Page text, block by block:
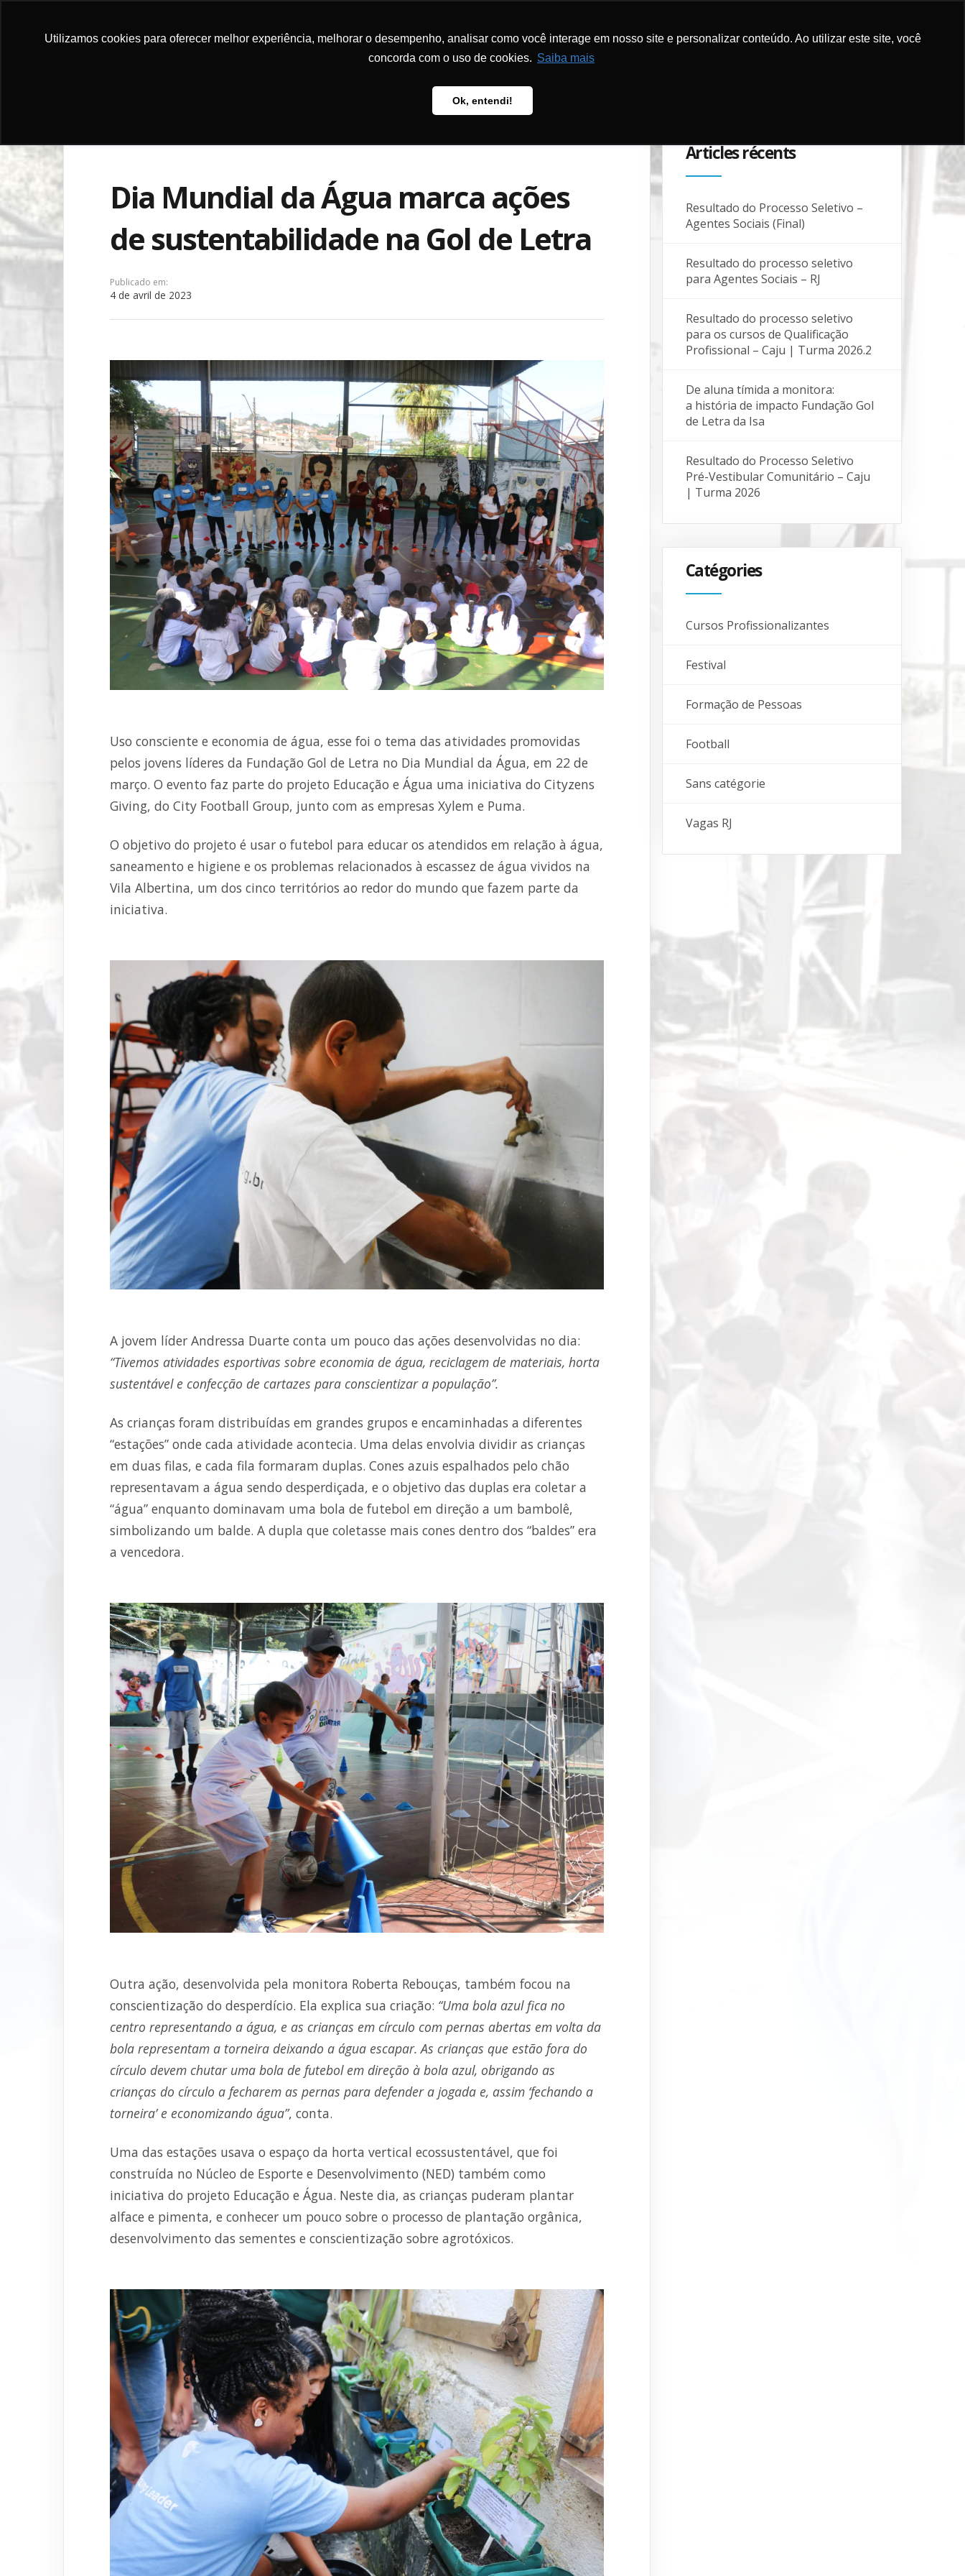
Utilizamos cookies para oferecer melhor experiência, melhorar o desempenho, analisar como você interage em nosso site e personalizar conteúdo. Ao utilizar este site, você
concorda com o uso de cookies. Saiba mais
Ok, entendi!
LA FONDATION PROGRAMMES PÉDAGOGIE
Dia Mundial da Água marca ações
de sustentabilidade na Gol de Letra
Publicado em:
4 de avril de 2023
Uso consciente e economia de água, esse foi o tema das atividades promovidas
pelos jovens líderes da Fundação Gol de Letra no Dia Mundial da Água, em 22 de
março. O evento faz parte do projeto Educação e Água uma iniciativa do Cityzens
Giving, do City Football Group, junto com as empresas Xylem e Puma.
O objetivo do projeto é usar o futebol para educar os atendidos em relação à água,
saneamento e higiene e os problemas relacionados à escassez de água vividos na
Vila Albertina, um dos cinco territórios ao redor do mundo que fazem parte da
iniciativa.
A jovem líder Andressa Duarte conta um pouco das ações desenvolvidas no dia:
“Tivemos atividades esportivas sobre economia de água, reciclagem de materiais, horta
sustentável e confecção de cartazes para conscientizar a população”.
As crianças foram distribuídas em grandes grupos e encaminhadas a diferentes
“estações” onde cada atividade acontecia. Uma delas envolvia dividir as crianças
em duas filas, e cada fila formaram duplas. Cones azuis espalhados pelo chão
representavam a água sendo desperdiçada, e o objetivo das duplas era coletar a
“água” enquanto dominavam uma bola de futebol em direção a um bambolê,
simbolizando um balde. A dupla que coletasse mais cones dentro dos “baldes” era
a vencedora.
Outra ação, desenvolvida pela monitora Roberta Rebouças, também focou na
conscientização do desperdício. Ela explica sua criação: “Uma bola azul fica no
centro representando a água, e as crianças em círculo com pernas abertas em volta da
bola representam a torneira deixando a água escapar. As crianças que estão fora do
círculo devem chutar uma bola de futebol em direção à bola azul, obrigando as
crianças do círculo a fecharem as pernas para defender a jogada e, assim ‘fechando a
torneira’ e economizando água”, conta.
Uma das estações usava o espaço da horta vertical ecossustentável, que foi
construída no Núcleo de Esporte e Desenvolvimento (NED) também como
iniciativa do projeto Educação e Água. Neste dia, as crianças puderam plantar
alface e pimenta, e conhecer um pouco sobre o processo de plantação orgânica,
desenvolvimento das sementes e conscientização sobre agrotóxicos.
Articles récents
Resultado do Processo Seletivo –
Agentes Sociais (Final)
Resultado do processo seletivo
para Agentes Sociais – RJ
Resultado do processo seletivo
para os cursos de Qualificação
Profissional – Caju | Turma 2026.2
De aluna tímida a monitora:
a história de impacto Fundação Gol
de Letra da Isa
Resultado do Processo Seletivo
Pré-Vestibular Comunitário – Caju
| Turma 2026
Catégories
Cursos Profissionalizantes
Festival
Formação de Pessoas
Football
Sans catégorie
Vagas RJ